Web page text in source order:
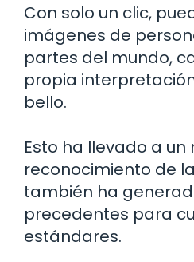
Con solo un clic,
imágenes de
partes del mundo,
propia
bello.
Esto ha llevado a un
reconocimiento de
también ha
precedentes para
estándares.